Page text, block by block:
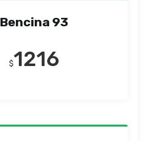
Bencina 93
$1216